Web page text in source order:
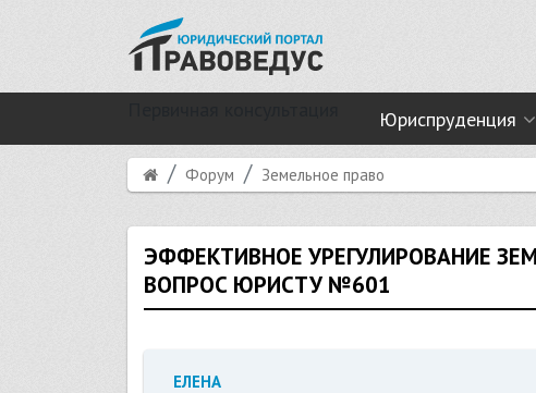
Юриспруденция
Форум Земельное право
ЭФФЕКТИВНОЕ УРЕГУЛИРОВАНИЕ
ВОПРОС ЮРИСТУ №601
ЕЛЕНА